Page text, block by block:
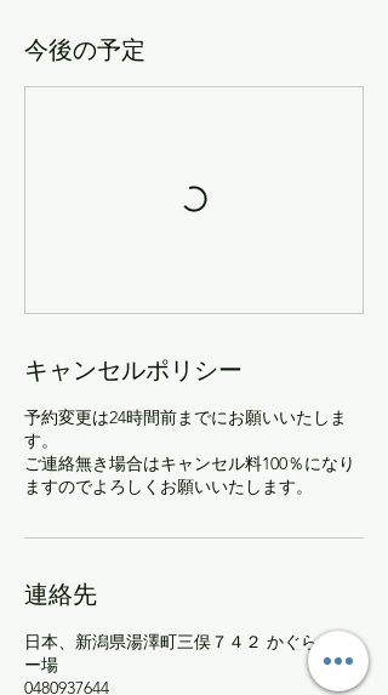
今後の予定
キャンセルポリシー
予約変更は24時間前までにお願いいたしま
す。
ご連絡無き場合はキャンセル料100％になり
ますのでよろしくお願いいたします。
連絡先
日本、新潟県湯澤町三俣７４２ かぐらスキ
ー場
0480937644